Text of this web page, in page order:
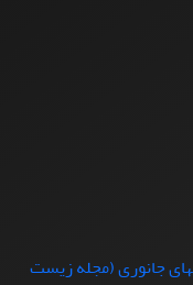
جانوری (مجله زیست